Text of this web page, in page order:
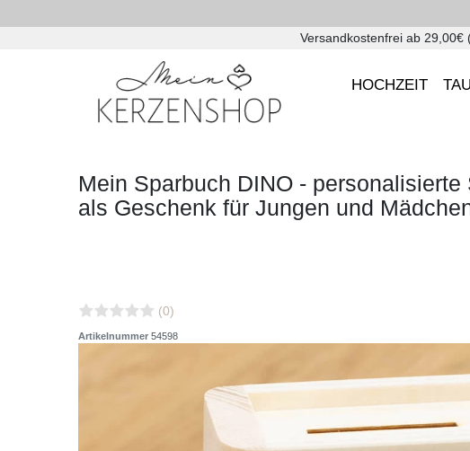
Versandkostenfrei ab 29,00€
HOCHZEIT
Mein Sparbuch DINO -
als Geschenk für Jungen und
(0)
Artikelnummer 54598